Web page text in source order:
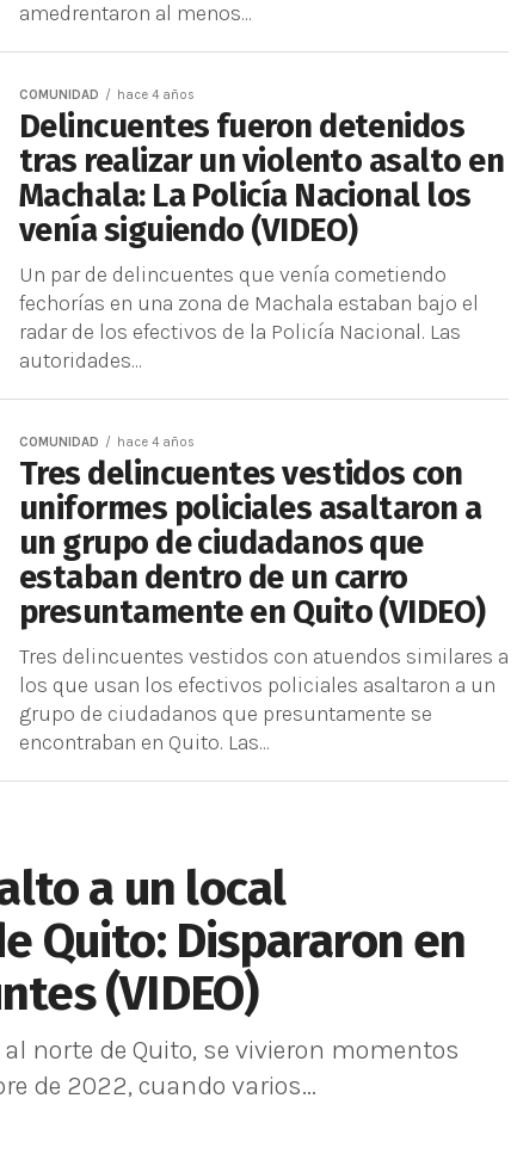
amedrentaron al menos...
COMUNIDAD hace 4 años
Delincuentes fueron detenidos
tras realizar un violento asalto en
Machala: La Policía Nacional los
venía siguiendo (VIDEO)
Un par de delincuentes que venía cometiendo
fechorías en una zona de Machala estaban bajo el
radar de los efectivos de la Policía Nacional. Las
autoridades...
COMUNIDAD hace 4 años
Tres delincuentes vestidos con
uniformes policiales asaltaron a
un grupo de ciudadanos que
estaban dentro de un carro
presuntamente en Quito (VIDEO)
Tres delincuentes vestidos con atuendos similares a
los que usan los efectivos policiales asaltaron a un
grupo de ciudadanos que presuntamente se
encontraban en Quito. Las...
a un local
Quito: Dispararon en
(VIDEO)
norte de Quito, se vivieron momentos
de 2022, cuando varios...